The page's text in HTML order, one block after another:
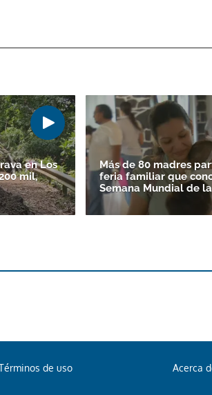
en Los
mil,
Más de 80 madres
feria familiar que
Semana Mundial de
de uso Acerca